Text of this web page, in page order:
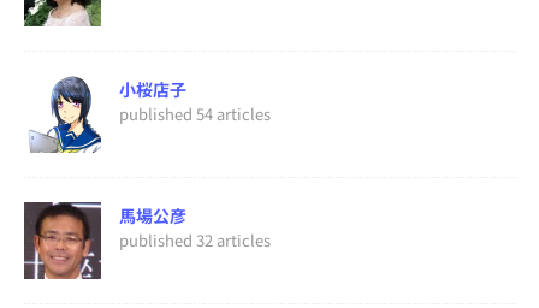
小桜店子
published 54 articles
馬場公彦
published 32 articles